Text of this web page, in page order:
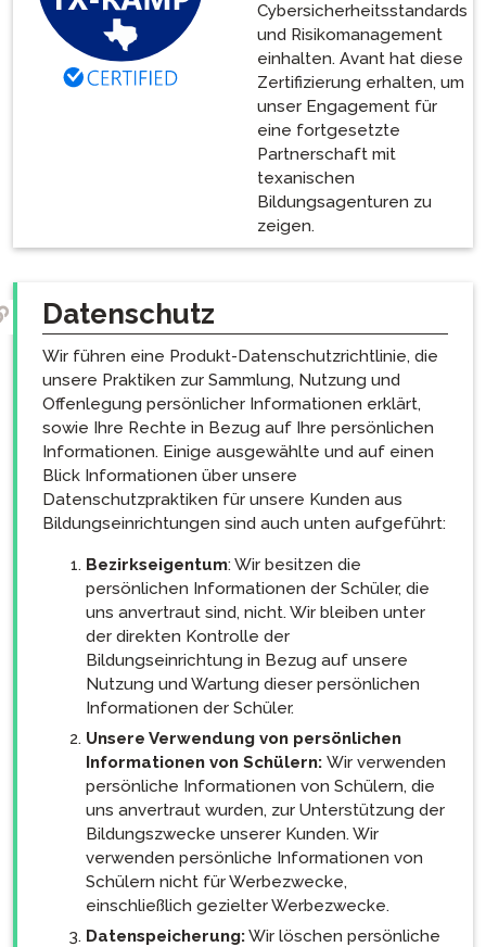
Cybersicherheitsstandards
und Risikomanagement
einhalten. Avant hat diese
Zertifizierung erhalten, um
unser Engagement für
eine fortgesetzte
Partnerschaft mit
texanischen
Bildungsagenturen zu
zeigen.
Datenschutz
Wir führen eine Produkt-Datenschutzrichtlinie, die
unsere Praktiken zur Sammlung, Nutzung und
Offenlegung persönlicher Informationen erklärt,
sowie Ihre Rechte in Bezug auf Ihre persönlichen
Informationen. Einige ausgewählte und auf einen
Blick Informationen über unsere
Datenschutzpraktiken für unsere Kunden aus
Bildungseinrichtungen sind auch unten aufgeführt:
Bezirkseigentum: Wir besitzen die
persönlichen Informationen der Schüler, die
uns anvertraut sind, nicht. Wir bleiben unter
der direkten Kontrolle der
Bildungseinrichtung in Bezug auf unsere
Nutzung und Wartung dieser persönlichen
Informationen der Schüler.
Unsere Verwendung von persönlichen
Informationen von Schülern:Wir verwenden
persönliche Informationen von Schülern, die
uns anvertraut wurden, zur Unterstützung der
Bildungszwecke unserer Kunden. Wir
verwenden persönliche Informationen von
Schülern nicht für Werbezwecke,
einschließlich gezielter Werbezwecke.
Datenspeicherung:Wir löschen persönliche